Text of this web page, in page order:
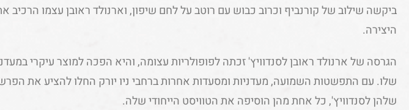
ביקשה שילוב של קורנביף וכרוב כבוש עם רוטב על לחם שיפון, וארנולד ראובן עצמו הרכיב
היצירה.
הגרסה של ארנולד ראובן לסנדוויץ' זכתה לפופולריות עצומה, והיא הפכה למוצר עיקרי
שלו. עם התפשטות השמועה, מעדניות ומסעדות אחרות ברחבי ניו יורק החלו להציע את
שלהן לסנדוויץ', כל אחת מהן הוסיפה את הטוויסט הייחודי שלה.